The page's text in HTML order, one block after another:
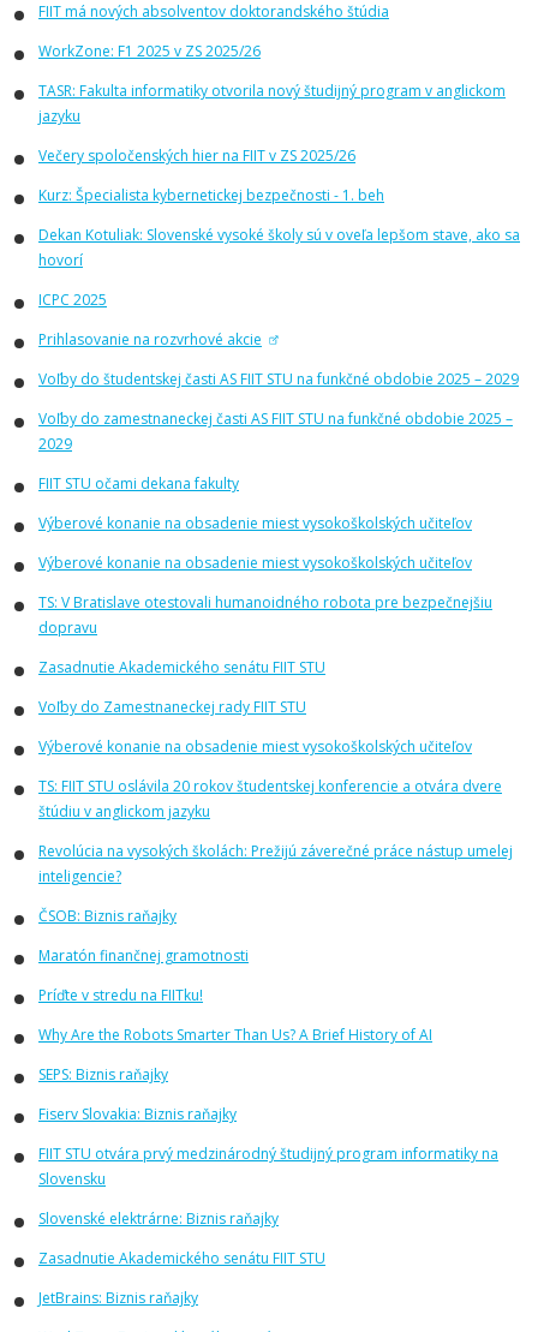
FIIT má nových absolventov doktorandského štúdia
WorkZone: F1 2025 v ZS 2025/26
TASR: Fakulta informatiky otvorila nový študijný program v anglickom
jazyku
Večery spoločenských hier na FIIT v ZS 2025/26
Kurz: Špecialista kybernetickej bezpečnosti - 1. beh
Dekan Kotuliak: Slovenské vysoké školy sú v oveľa lepšom stave, ako sa
hovorí
ICPC 2025
Prihlasovanie na rozvrhové akcie
Voľby do študentskej časti AS FIIT STU na funkčné obdobie 2025 – 2029
Voľby do zamestnaneckej časti AS FIIT STU na funkčné obdobie 2025 –
2029
FIIT STU očami dekana fakulty
Výberové konanie na obsadenie miest vysokoškolských učiteľov
Výberové konanie na obsadenie miest vysokoškolských učiteľov
TS: V Bratislave otestovali humanoidného robota pre bezpečnejšiu
dopravu
Zasadnutie Akademického senátu FIIT STU
Voľby do Zamestnaneckej rady FIIT STU
Výberové konanie na obsadenie miest vysokoškolských učiteľov
TS: FIIT STU oslávila 20 rokov študentskej konferencie a otvára dvere
štúdiu v anglickom jazyku
Revolúcia na vysokých školách: Prežijú záverečné práce nástup umelej
inteligencie?
ČSOB: Biznis raňajky
Maratón finančnej gramotnosti
Príďte v stredu na FIITku!
Why Are the Robots Smarter Than Us? A Brief History of AI
SEPS: Biznis raňajky
Fiserv Slovakia: Biznis raňajky
FIIT STU otvára prvý medzinárodný študijný program informatiky na
Slovensku
Slovenské elektrárne: Biznis raňajky
Zasadnutie Akademického senátu FIIT STU
JetBrains: Biznis raňajky